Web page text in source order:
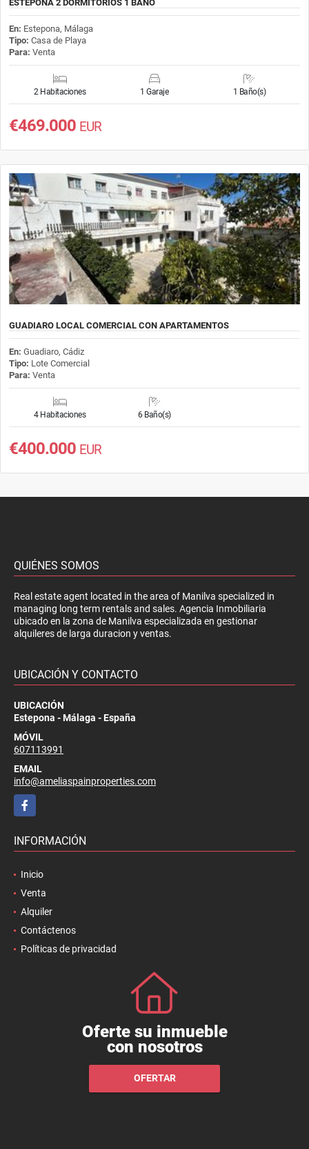
ESTEPONA 2 DORMITORIOS 1 BAÑO
En: Estepona, Málaga
Tipo: Casa de Playa
Para: Venta
2 Habitaciones 1 Garaje 1 Baño(s)
€469.000 EUR
GUADIARO LOCAL COMERCIAL CON APARTAMENTOS
En: Guadiaro, Cádiz
Tipo: Lote Comercial
Para: Venta
4 Habitaciones 6 Baño(s)
€400.000 EUR
QUIÉNES SOMOS
Real estate agent located in the area of Manilva specialized in
managing long term rentals and sales. Agencia Inmobiliaria
ubicado en la zona de Manilva especializada en gestionar
alquileres de larga duracion y ventas.
UBICACIÓN Y CONTACTO
UBICACIÓN
Estepona - Málaga - España
MÓVIL
607113991
EMAIL
info@ameliaspainproperties.com
Facebook
INFORMACIÓN
Inicio
Venta
Alquiler
Contáctenos
Políticas de privacidad
Oferte su inmueble
con nosotros
OFERTAR